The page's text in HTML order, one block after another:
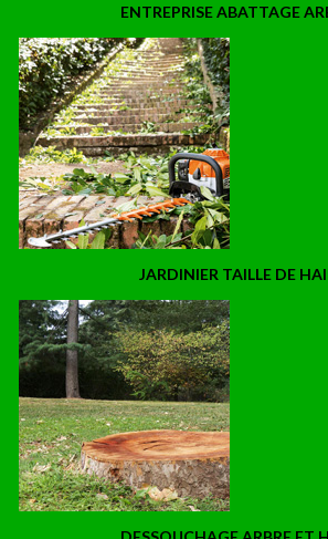
ENTREPRISE ABATTAGE
JARDINIER TAILLE DE